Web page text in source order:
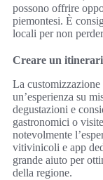
possono offrire
piemontesi. È
locali per non
Creare un
La
un’esperienza su
degustazioni e
gastronomici o
notevolmente
vitivinicoli e app
grande aiuto per
della regione.